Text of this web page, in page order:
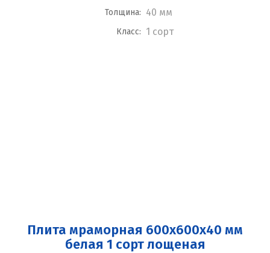
Толщина: 40 мм
Класс: 1 сорт
Плита мраморная 600x600x40 мм
белая 1 сорт лощеная